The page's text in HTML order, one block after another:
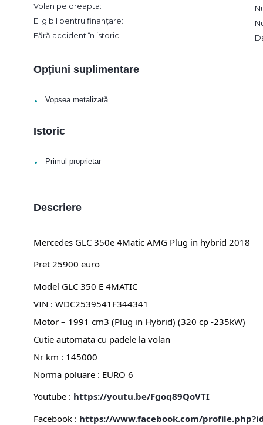
Volan pe dreapta:
Eligibil pentru finanțare:
Fără accident în istoric:
Opțiuni suplimentare
• Vopsea metalizată
Istoric
• Primul proprietar
Descriere
Mercedes GLC 350e 4Matic AMG Plug in hybrid 2018
Pret 25900 euro
Model GLC 350 E 4MATIC
VIN : WDC2539541F344341
Motor – 1991 cm3 (Plug in Hybrid) (320 cp -235kW)
Cutie automata cu padele la volan
Nr km : 145000
Norma poluare : EURO 6
Youtube : https://youtu.be/Fgoq89QoVTI
Facebook : https://www.facebook.com/